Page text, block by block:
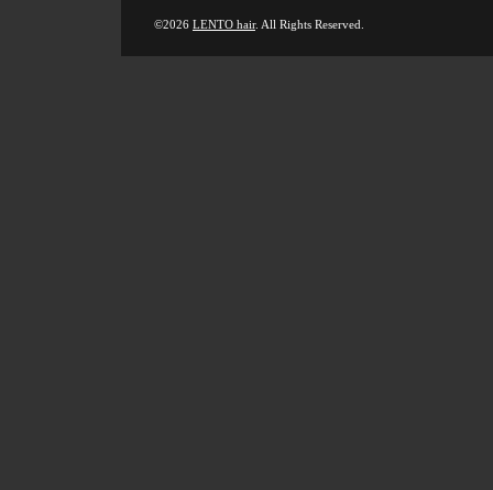
©2026 LENTO hair. All Rights Reserved.